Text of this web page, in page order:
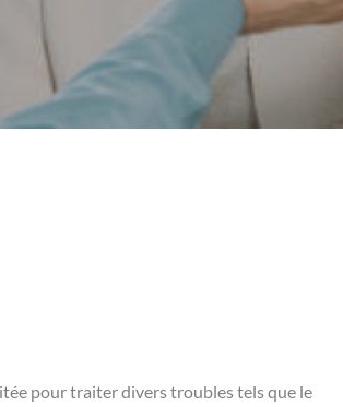
pour traiter divers troubles tels que le